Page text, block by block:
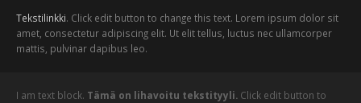
Tekstilinkki. Click edit button to change this text. Lorem ipsum dolor sit
amet, consectetur adipiscing elit. Ut elit tellus, luctus nec ullamcorper
mattis, pulvinar dapibus leo.
I am text block. Tämä on lihavoitu tekstityyli. Click edit button to